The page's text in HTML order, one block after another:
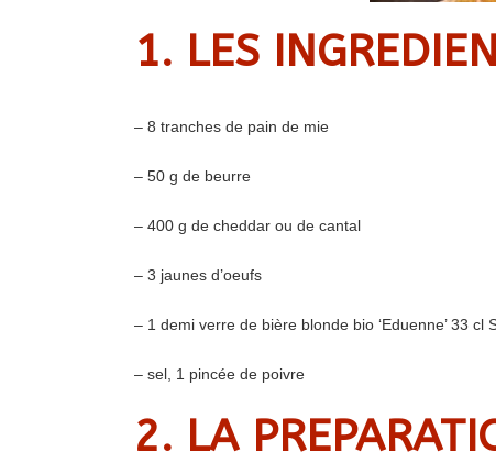
1. LES
– 8 tranches de pain de mie
– 50 g de beurre
– 400 g de cheddar ou de cantal
– 3 jaunes d’oeufs
– 1 demi verre de bière blonde bio ‘Eduenne’ 33 cl
– sel, 1 pincée de poivre
2. LA